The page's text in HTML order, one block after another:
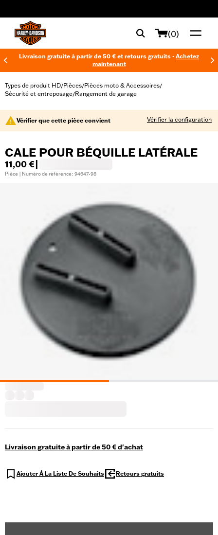
(0)
Livraison gratuite à partir de 50 € et retours gratuits - Achetez
maintenant
Types de produit HD/Pièces/Pièces moto & Accessoires/
Sécurité et entreposage/Rangement de garage
Vérifier que cette pièce convient Vérifier la configuration
CALE POUR BÉQUILLE LATÉRALE
11,00 €
Pièce | Numéro de référence : 94647-98
Livraison gratuite à partir de 50 € d'achat
Ajouter À La Liste De Souhaits Retours gratuits